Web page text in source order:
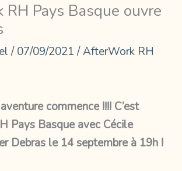
Pays Basque ouvre
/07/09/2021/AfterWork RH
commence !!!! C’est
Pays Basque avec Cécile
Debras le 14 septembre à 19h !